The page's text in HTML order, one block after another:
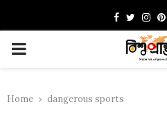
Facebook
Twitter
PRIMARY
Home dangerous sports